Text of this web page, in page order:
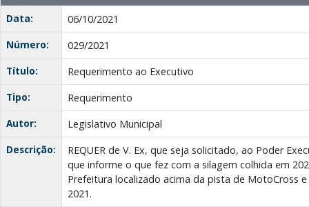
Data:
06/10/2021
Número:
029/2021
Título:
Requerimento ao Executivo
Tipo:
Requerimento
Autor:
Legislativo Municipal
Descrição:
REQUER de V. Ex, que seja solicitado, ao Poder
que informe o que fez com a silagem colhida em
Prefeitura localizado acima da pista de MotoCross
2021.